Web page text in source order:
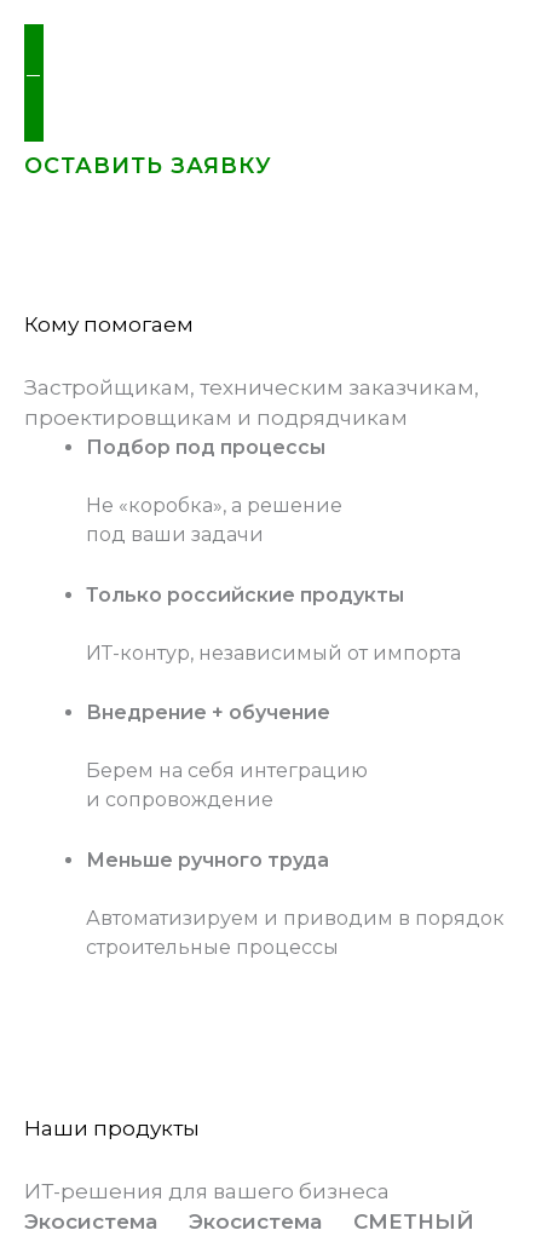
ПОДОБРАТЬ РЕШЕНИЕ
ОСТАВИТЬ ЗАЯВКУ
Кому помогаем
Застройщикам, техническим заказчикам,
проектировщикам и подрядчикам
Подбор под процессы
Не «коробка», а решение
под ваши задачи
Только российские продукты
ИТ-контур, независимый от импорта
Внедрение + обучение
Берем на себя интеграцию
и сопровождение
Меньше ручного труда
Автоматизируем и приводим в порядок
строительные процессы
Наши продукты
ИТ-решения для вашего бизнеса
Экосистема
Экосистема
СМЕТНЫЙ